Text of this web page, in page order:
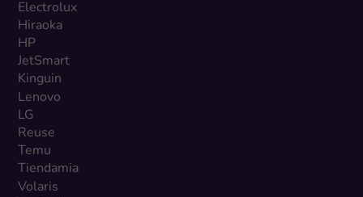
Electrolux
Hiraoka
HP
JetSmart
Kinguin
Lenovo
LG
Reuse
Temu
Tiendamia
Volaris